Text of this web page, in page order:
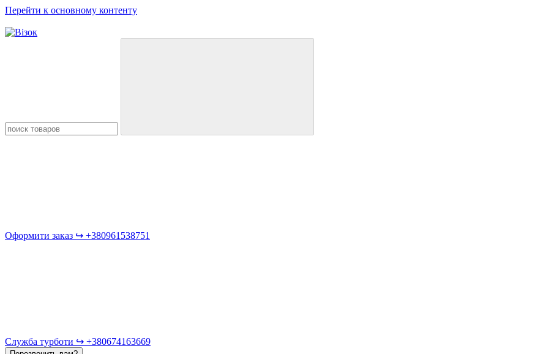
Перейти к основному контенту
Оформити заказ ↪︎ +380961538751
Служба турботи ↪︎ +380674163669